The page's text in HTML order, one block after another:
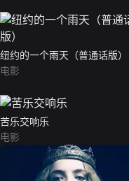
纽约的一个雨天（普通话版）
电影
苦乐交响乐
电影